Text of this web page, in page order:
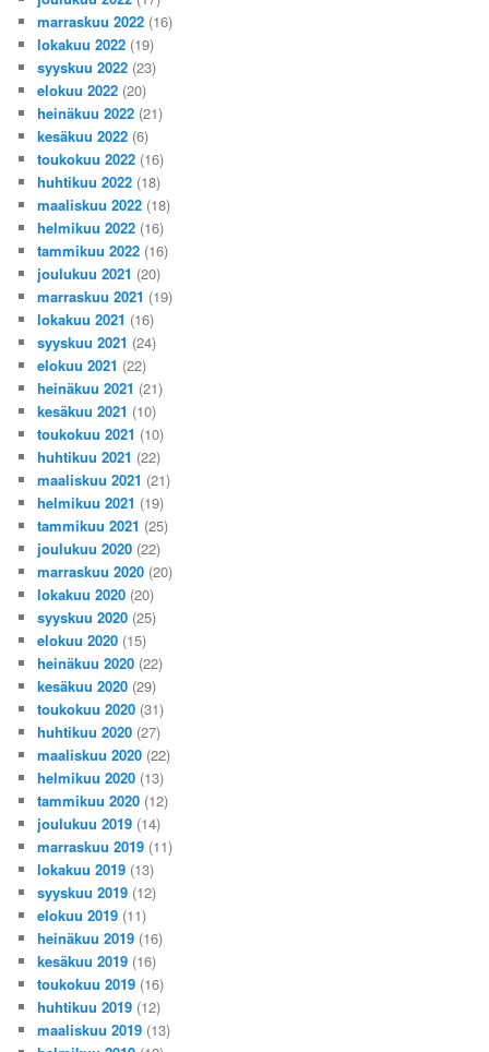
marraskuu 2022 (16)
lokakuu 2022 (19)
syyskuu 2022 (23)
elokuu 2022 (20)
heinäkuu 2022 (21)
kesäkuu 2022 (6)
toukokuu 2022 (16)
huhtikuu 2022 (18)
maaliskuu 2022 (18)
helmikuu 2022 (16)
tammikuu 2022 (16)
joulukuu 2021 (20)
marraskuu 2021 (19)
lokakuu 2021 (16)
syyskuu 2021 (24)
elokuu 2021 (22)
heinäkuu 2021 (21)
kesäkuu 2021 (10)
toukokuu 2021 (10)
huhtikuu 2021 (22)
maaliskuu 2021 (21)
helmikuu 2021 (19)
tammikuu 2021 (25)
joulukuu 2020 (22)
marraskuu 2020 (20)
lokakuu 2020 (20)
syyskuu 2020 (25)
elokuu 2020 (15)
heinäkuu 2020 (22)
kesäkuu 2020 (29)
toukokuu 2020 (31)
huhtikuu 2020 (27)
maaliskuu 2020 (22)
helmikuu 2020 (13)
tammikuu 2020 (12)
joulukuu 2019 (14)
marraskuu 2019 (11)
lokakuu 2019 (13)
syyskuu 2019 (12)
elokuu 2019 (11)
heinäkuu 2019 (16)
kesäkuu 2019 (16)
toukokuu 2019 (16)
huhtikuu 2019 (12)
maaliskuu 2019 (13)